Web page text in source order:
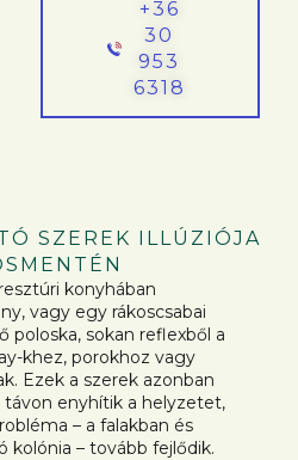
+36
30
953
6318
SZEREK ILLÚZIÓJA
konyhában
vagy egy rákoscsabai
poloska, sokan reflexből a
khez, porokhoz vagy
Ezek a szerek azonban
enyhítik a helyzetet,
– a falakban és
kolónia – tovább fejlődik.